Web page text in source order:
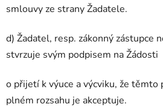
smlouvy ze strany Žadatele.
d) Žadatel, resp. zákonný zástupce
stvrzuje svým podpisem na Žádosti
o přijetí k výuce a výcviku, že těmto
plném rozsahu je akceptuje.